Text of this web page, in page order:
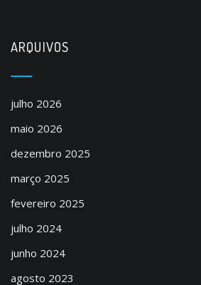
ARQUIVOS
julho 2026
maio 2026
dezembro 2025
março 2025
fevereiro 2025
julho 2024
junho 2024
agosto 2023